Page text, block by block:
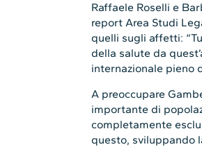
Raffaele Roselli e
report Area Studi
quelli sugli affetti:
della salute da
internazionale pieno
A preoccupare
importante di
completamente
questo, sviluppando